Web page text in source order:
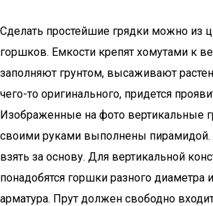
Сделать простейшие грядки можно из
горшков. Емкости крепят хомутами к
заполняют грунтом, высаживают
чего-то оригинального, придется
Изображенные на фото вертикальные
своими руками выполнены
взять за основу. Для вертикальной
понадобятся горшки разного диаметра
арматура. Прут должен свободно